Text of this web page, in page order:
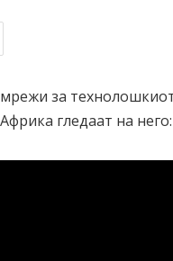
за
гледаат на него: